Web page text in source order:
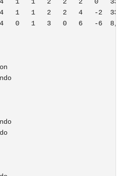
4   1   1   2   2   4   -2
4   0   1   3   0   6   -6